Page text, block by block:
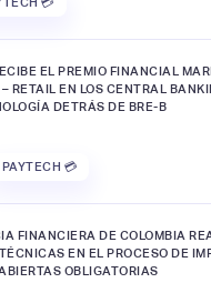
EL PREMIO FINANCIAL
RETAIL EN LOS CENTRAL
DETRÁS DE BRE-B
PAYTECH 💳
FINANCIERA DE COLOMBIA
EN EL PROCESO DE
OBLIGATORIAS